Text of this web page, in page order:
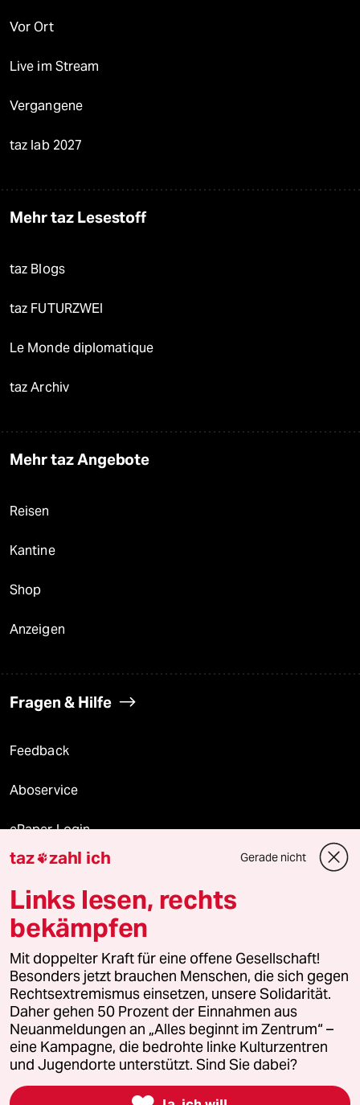
Vor Ort
Live im Stream
Vergangene
taz lab 2027
Mehr taz Lesestoff
taz Blogs
taz FUTURZWEI
Le Monde diplomatique
taz Archiv
Mehr taz Angebote
Reisen
Kantine
Shop
Anzeigen
Fragen & Hilfe
Feedback
Aboservice
ePaper Login
Downloads für Abonnierende
© 2026 taz Verlags und Vertriebs GmbH
Alle Rechte vorbehalten. Bei rechtlichen Fragen oder für Genehmigungen
wenden Sie sich bitte an
lizenzen@taz.de
Feedback Redaktionsstatut Kommune-Richtlinien
Leitlinie Informant Datenschutz Impressum AGB
Seitenwende Einwilligungen widerrufen (Ads)
taz zahl ich Gerade nicht
Links lesen, rechts
bekämpfen
Mit doppelter Kraft für eine offene Gesellschaft!
Besonders jetzt brauchen Menschen, die sich gegen
Rechtsextremismus einsetzen, unsere Solidarität.
Daher gehen 50 Prozent der Einnahmen aus
Neuanmeldungen an „Alles beginnt im Zentrum“ –
eine Kampagne, die bedrohte linke Kulturzentren
und Jugendorte unterstützt. Sind Sie dabei?